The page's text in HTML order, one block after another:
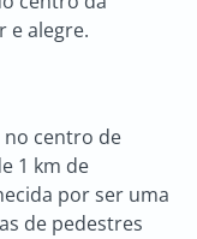
e alegre.
no centro de
1 km de
por ser uma
de pedestres